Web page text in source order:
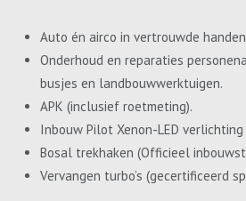
Auto én airco in vertrouwde handen
Onderhoud en reparaties
busjes en landbouwwerktuigen.
APK (inclusief roetmeting).
Inbouw Pilot Xenon-LED
Bosal trekhaken (Officieel
Vervangen turbo’s (gecertificeerd